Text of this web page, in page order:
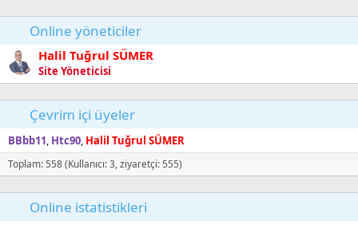
Online yöneticiler
Halil Tuğrul SÜMER
Site Yöneticisi
Çevrim içi üyeler
BBbb11 Htc90 Halil Tuğrul SÜMER
Toplam: 558 (Kullanıcı: 3, ziyaretçi: 555)
Online istatistikleri